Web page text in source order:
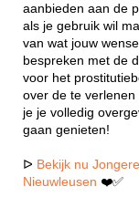
aanbieden aan de
als je gebruik wil
van wat jouw
bespreken met de
voor het
over de te
je je volledig
gaan genieten!
ᐅ Bekijk nu
Nieuwleusen ❤️✅